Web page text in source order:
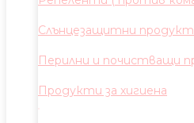
Слънцезащитни
Перилни и почистващи
Продукти за хигиена